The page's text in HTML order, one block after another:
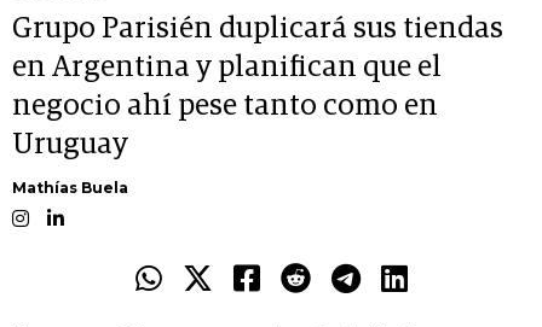
Grupo Parisién duplicará sus tiendas
en Argentina y planifican que el
negocio ahí pese tanto como en
Uruguay
Mathías Buela